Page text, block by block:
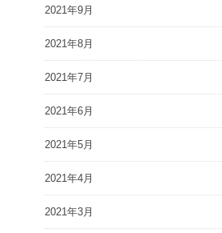
2021年9月
2021年8月
2021年7月
2021年6月
2021年5月
2021年4月
2021年3月